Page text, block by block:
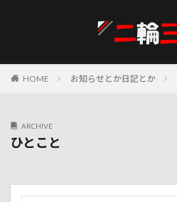
HOME お知らせとか日記とか
ARCHIVE
ひとこと